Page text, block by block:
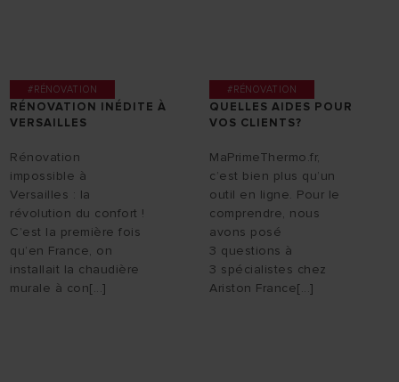
#RÉNOVATION
RÉNOVATION INÉDITE À
VERSAILLES
Rénovation
impossible à
Versailles : la
révolution du confort !
C’est la première fois
qu’en France, on
installait la chaudière
murale à con[...]
#RÉNOVATION
QUELLES AIDES POUR
VOS CLIENTS?
MaPrimeThermo.fr,
c’est bien plus qu’un
outil en ligne. Pour le
comprendre, nous
avons posé
3 questions à
3 spécialistes chez
Ariston France[...]